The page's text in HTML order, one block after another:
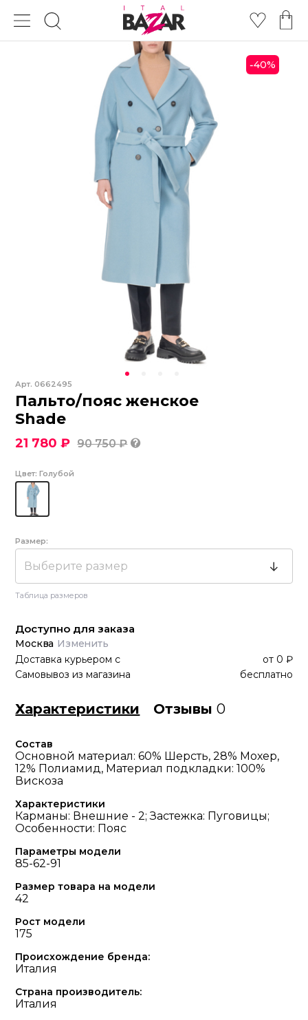
-40%
Арт.0662495
Пальто/пояс женское
Shade
21 780 ₽ 90 750 ₽
Цвет: Голубой
Размер:
Выберите размер
Таблица размеров
Доступно для заказа
Москва Изменить
Доставка курьером с от 0 ₽
Самовывоз из магазина
бесплатно
Характеристики Отзывы0
Состав
Основной материал: 60% Шерсть, 28% Мохер,
12% Полиамид, Материал подкладки: 100%
Вискоза
Характеристики
Карманы: Внешние - 2; Застежка: Пуговицы;
Особенности: Пояс
Параметры модели
85-62-91
Размер товара на модели
42
Рост модели
175
Происхождение бренда:
Италия
Страна производитель:
Италия